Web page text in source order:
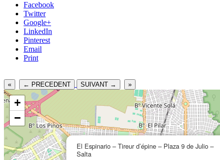
Facebook
Twitter
Google+
LinkedIn
Pinterest
Email
Print
« ← PRECEDENT SUIVANT → »
El Espinario – Tireur d’épine – Plaza 9 de Julio –
Salta
+
−